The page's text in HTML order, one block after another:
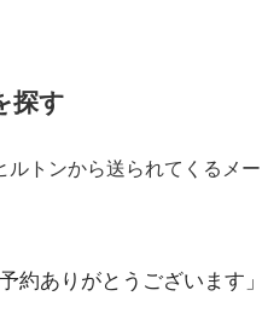
探す
トンから送られてくるメー
約ありがとうございます」